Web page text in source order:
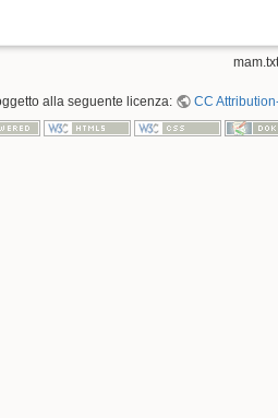
mam.txt
alla seguente licenza: CC